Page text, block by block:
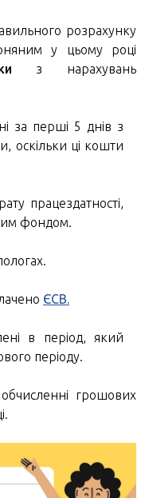
розрахунку
у цьому році
з нарахувань
за перші 5 днів з
оскільки ці кошти
працездатності,
фондом.
ЄСВ.
в період, який
періоду.
грошових